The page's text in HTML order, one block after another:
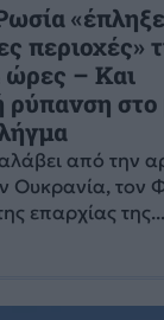
περιοχές»
ώρες – Και
ρύπανση
από την
Ουκρανία, τον
επαρχίας της...